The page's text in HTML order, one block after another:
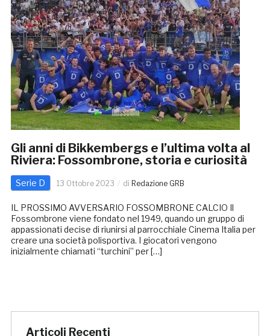
Gli anni di Bikkembergs e l’ultima volta al
Riviera: Fossombrone, storia e curiosità
Serie D 13 Ottobre 2023 di Redazione GRB
IL PROSSIMO AVVERSARIO FOSSOMBRONE CALCIO Il
Fossombrone viene fondato nel 1949, quando un gruppo di
appassionati decise di riunirsi al parrocchiale Cinema Italia per
creare una società polisportiva. I giocatori vengono
inizialmente chiamati “turchini” per […]
Articoli Recenti